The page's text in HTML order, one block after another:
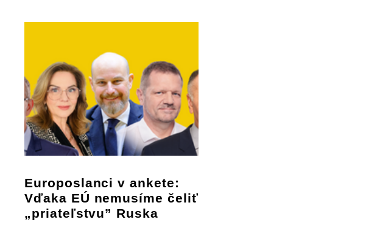
Europoslanci v ankete:
Vďaka EÚ nemusíme čeliť
„priateľstvu” Ruska